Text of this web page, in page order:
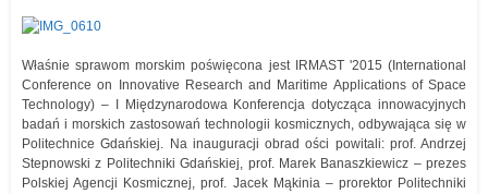
Właśnie sprawom morskim poświęcona jest IRMAST '2015 (International
Conference on Innovative Research and Maritime Applications of Space
Technology) – I Międzynarodowa Konferencja dotycząca innowacyjnych
badań i morskich zastosowań technologii kosmicznych, odbywająca się w
Politechnice Gdańskiej. Na inauguracji obrad ości powitali: prof. Andrzej
Stepnowski z Politechniki Gdańskiej, prof. Marek Banaszkiewicz – prezes
Polskiej Agencji Kosmicznej, prof. Jacek Mąkinia – prorektor Politechniki